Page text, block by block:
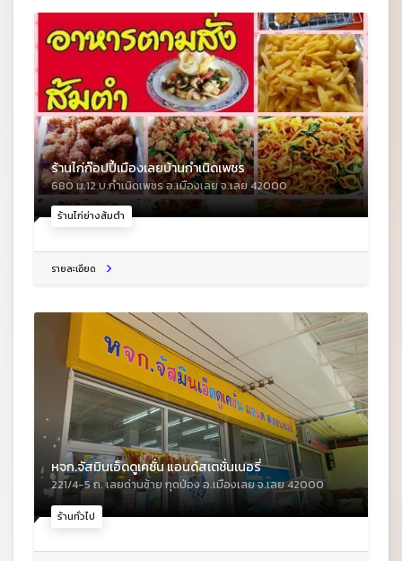
ร้านไก่ย่างส้มตำ
ร้านไก่ก๊อปปี้เมืองเลยบ้านกำเนิดเพชร
680 ม.12 บ.กำเนิดเพชร อ.เมืองเลย จ.เลย 42000
รายละเอียด
ร้านทั่วไป
หจก.จัสมินเอ็ดดูเคชั่น แอนด์สเตชั่นเนอรี่
221/4-5 ถ. เลยด่านซ้าย กุดป่อง อ.เมืองเลย จ.เลย 42000